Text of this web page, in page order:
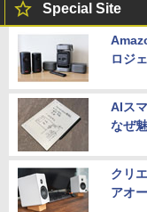
Special Site
ロジ
AIス
なぜ
クリ
アオ